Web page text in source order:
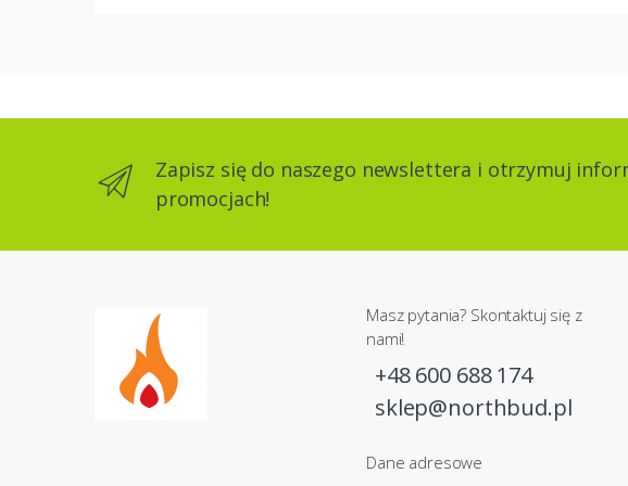
Zapisz się do naszego newslettera i otrzymuj
promocjach!
Masz pytania? Skontaktuj się z
nami!
+48 600 688 174
sklep@northbud.pl
Dane adresowe